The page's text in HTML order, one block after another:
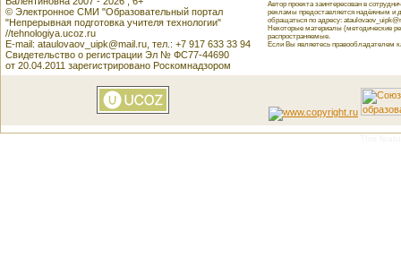
© Электронное СМИ "Образовательный портал
"Непрерывная подготовка учителя технологии"
//tehnologiya.ucoz.ru
E-mail: ataulovaov_uipk@mail.ru, тел.: +7 917 633 33 94
Свидетельство о регистрации Эл № ФС77-44690
от 20.04.2011 зарегистрировано Роскомнадзором
Автор проекта заинтересован в
рекламы предоставляется надёжным и
обращаться по адресу:
Некоторые материалы (методические
распространяемые.
Если Вы являетесь правообладателем